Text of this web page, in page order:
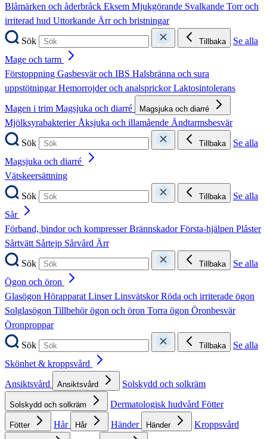
Blåmärken och åderbråck Eksem Mjukgörande Svalkande Torr och
irriterad hud Uttorkande Ärr och bristningar
Sök
Tillbaka
Se alla
Mage och tarm
Förstoppning Gasbesvär och IBS Halsbränna och sura
uppstötningarHemorrojder och analsprickorLaktosintolerans
Magen i trim Magsjuka och diarré Magsjuka och diarré
MjölksyrabakterierÅksjuka och illamående Ändtarmsbesvär
Sök
Tillbaka
Se alla
Magsjuka och diarré
Vätskeersättning
Sök
Tillbaka
Se alla
Sår
Förband, bindor och kompresserBrännskadorFörsta-hjälpen Plåster
Sårtvätt Sårtejp Sårvård Ärr
Sök
Tillbaka
Se alla
Ögon och öron
Glasögon HörapparatLinserLinsvätskorRöda och irriterade ögon
Solglasögon Tillbehör ögon och öron Torra ögon Öronbesvär
Öronproppar
Sök
Tillbaka
Se alla
Skönhet & kroppsvård
Ansiktsvård
Ansiktsvård Solskydd och solkräm
Solskydd och solkräm Dermatologisk hudvård Fötter
Fötter Hår Hår Händer Händer Kroppsvård